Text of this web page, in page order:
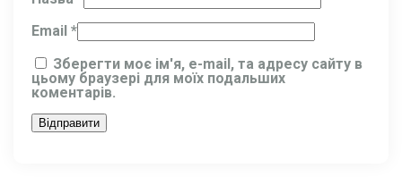
Email *
Зберегти моє ім'я, e-mail, та адресу сайту в
цьому браузері для моїх подальших
коментарів.